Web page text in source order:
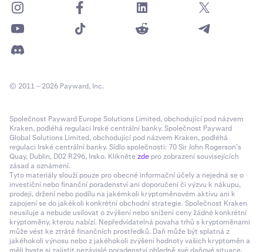
© 2011 – 2026 Payward, Inc.
Společnost Payward Europe Solutions Limited, obchodující pod názvem
Kraken, podléhá regulaci Irské centrální banky. Společnost Payward
Global Solutions Limited, obchodující pod názvem Kraken, podléhá
regulaci Irské centrální banky. Sídlo společnosti: 70 Sir John Rogerson’s
Quay, Dublin, D02 R296, Irsko. Kliknětezde pro zobrazení souvisejících
zásad a oznámení.
Tyto materiály slouží pouze pro obecné informační účely a nejedná se o
investiční nebo finanční poradenství ani doporučení či výzvu k nákupu,
prodeji, držení nebo podílu na jakémkoli kryptoměnovém aktivu ani k
zapojení se do jakékoli konkrétní obchodní strategie. Společnost Kraken
neusiluje a nebude usilovat o zvýšení nebo snížení ceny žádné konkrétní
kryptoměny, kterou nabízí. Nepředvídatelná povaha trhů s kryptoměnami
může vést ke ztrátě finančních prostředků. Daň může být splatná z
jakéhokoli výnosu nebo z jakéhokoli zvýšení hodnoty vašich kryptoměn a
měli byste si zajistit nezávislé poradenství ohledně své daňové situace.